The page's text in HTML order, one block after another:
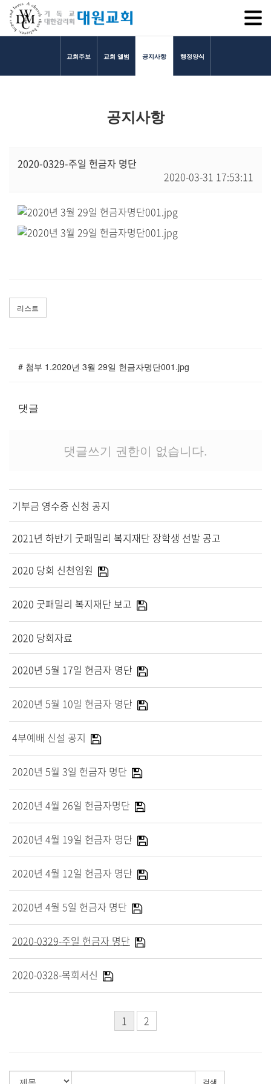
연혁
2010~2019
2020~2023
사역자
장로
금광동-은행동
목현동
곤지암,광주
말씀과 찬양
주일설교
Hiel Worship
교육과 훈련
영아부
유년부
청소년부
대원 어와나 클럽
청년부
대원 크리스천 아카데미
복지와 선교
대원 전도대
스포츠선교회
국내선교
해외선교
교회주보 교회 앨범 공지사항 행정양식
공지사항
2020-0329-주일 헌금자 명단
2020-03-31 17:53:11
리스트
# 첨부 1.2020년 3월 29일 헌금자명단001.jpg
댓글
댓글쓰기 권한이 없습니다.
기부금 영수증 신청 공지
2021년 하반기 굿패밀리 복지재단 장학생 선발 공고
2020 당회 신천임원
2020 굿패밀리 복지재단 보고
2020 당회자료
2020년 5월 17일 헌금자 명단
2020년 5월 10일 헌금자 명단
4부예배 신설 공지
2020년 5월 3일 헌금자 명단
2020년 4월 26일 헌금자명단
2020년 4월 19일 헌금자 명단
2020년 4월 12일 헌금자 명단
2020년 4월 5일 헌금자 명단
2020-0329-주일 헌금자 명단
2020-0328-목회서신
1 2
검색